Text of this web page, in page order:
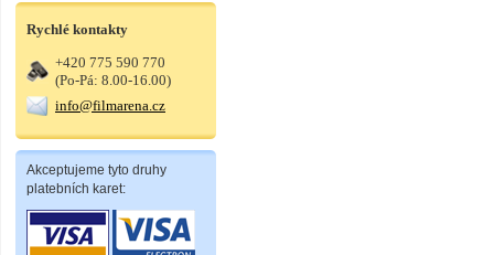
Rychlé kontakty
+420 775 590 770
(Po-Pá: 8.00-16.00)
info@filmarena.cz
Akceptujeme tyto druhy
platebních karet: